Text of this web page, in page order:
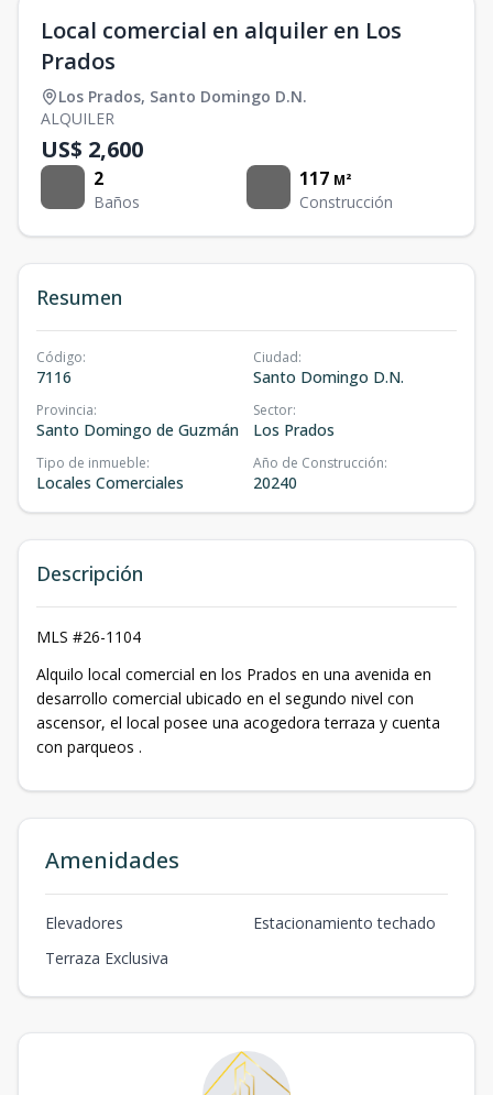
Local comercial en alquiler en Los
Prados
Los Prados, Santo Domingo D.N.
ALQUILER
US$ 2,600
2
Baños
117 M²
Construcción
Resumen
Código:
7116
Ciudad:
Santo Domingo D.N.
Provincia:
Santo Domingo de Guzmán
Sector:
Los Prados
Tipo de inmueble:
Locales Comerciales
Año de Construcción:
20240
Descripción
MLS #26-1104
Alquilo local comercial en los Prados en una avenida en
desarrollo comercial ubicado en el segundo nivel con
ascensor, el local posee una acogedora terraza y cuenta
con parqueos .
Amenidades
Elevadores
Estacionamiento techado
Terraza Exclusiva